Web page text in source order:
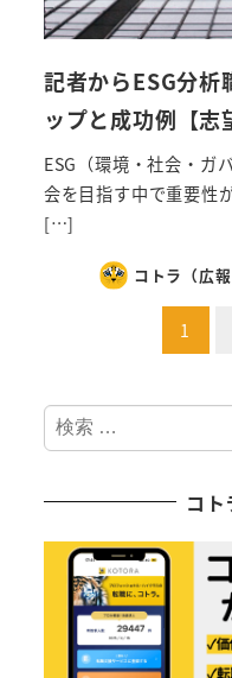
記者からESG分析
ップと成功例【志
ESG（環境・社会・ガ
会を目指す中で重要性
[…]
コトラ（広報
の
ジ
1
検
索
コト